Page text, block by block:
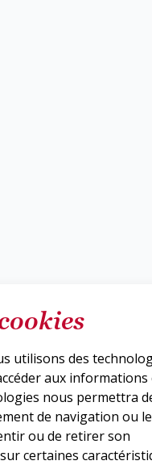
utilisons des
aux informations
nous permettra
de navigation ou
ou de retirer son
certaines